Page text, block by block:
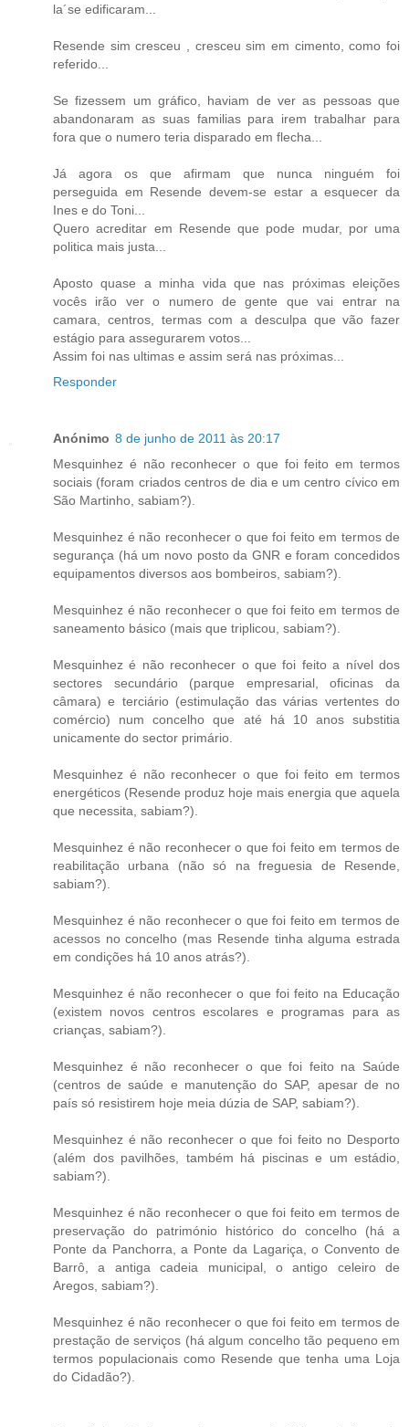
la´se edificaram...
Resende sim cresceu , cresceu sim em cimento, como foi
referido...
Se fizessem um gráfico, haviam de ver as pessoas que
abandonaram as suas familias para irem trabalhar para
fora que o numero teria disparado em flecha...
Já agora os que afirmam que nunca ninguém foi
perseguida em Resende devem-se estar a esquecer da
Ines e do Toni...
Quero acreditar em Resende que pode mudar, por uma
politica mais justa...
Aposto quase a minha vida que nas próximas eleições
vocês irão ver o numero de gente que vai entrar na
camara, centros, termas com a desculpa que vão fazer
estágio para assegurarem votos...
Assim foi nas ultimas e assim será nas próximas...
Responder
Anónimo 8 de junho de 2011 às 20:17
Mesquinhez é não reconhecer o que foi feito em termos
sociais (foram criados centros de dia e um centro cívico em
São Martinho, sabiam?).
Mesquinhez é não reconhecer o que foi feito em termos de
segurança (há um novo posto da GNR e foram concedidos
equipamentos diversos aos bombeiros, sabiam?).
Mesquinhez é não reconhecer o que foi feito em termos de
saneamento básico (mais que triplicou, sabiam?).
Mesquinhez é não reconhecer o que foi feito a nível dos
sectores secundário (parque empresarial, oficinas da
câmara) e terciário (estimulação das várias vertentes do
comércio) num concelho que até há 10 anos substitia
unicamente do sector primário.
Mesquinhez é não reconhecer o que foi feito em termos
energéticos (Resende produz hoje mais energia que aquela
que necessita, sabiam?).
Mesquinhez é não reconhecer o que foi feito em termos de
reabilitação urbana (não só na freguesia de Resende,
sabiam?).
Mesquinhez é não reconhecer o que foi feito em termos de
acessos no concelho (mas Resende tinha alguma estrada
em condições há 10 anos atrás?).
Mesquinhez é não reconhecer o que foi feito na Educação
(existem novos centros escolares e programas para as
crianças, sabiam?).
Mesquinhez é não reconhecer o que foi feito na Saúde
(centros de saúde e manutenção do SAP, apesar de no
país só resistirem hoje meia dúzia de SAP, sabiam?).
Mesquinhez é não reconhecer o que foi feito no Desporto
(além dos pavilhões, também há piscinas e um estádio,
sabiam?).
Mesquinhez é não reconhecer o que foi feito em termos de
preservação do património histórico do concelho (há a
Ponte da Panchorra, a Ponte da Lagariça, o Convento de
Barrô, a antiga cadeia municipal, o antigo celeiro de
Aregos, sabiam?).
Mesquinhez é não reconhecer o que foi feito em termos de
prestação de serviços (há algum concelho tão pequeno em
termos populacionais como Resende que tenha uma Loja
do Cidadão?).